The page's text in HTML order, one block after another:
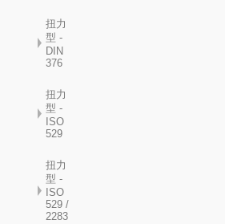
扭力
型 -
DIN
376
扭力
型 -
ISO
529
扭力
型 -
ISO
529 /
2283